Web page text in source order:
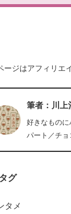
ージはアフィリエ
筆者：川上
好きなもの
パート／チ
グ
タメ